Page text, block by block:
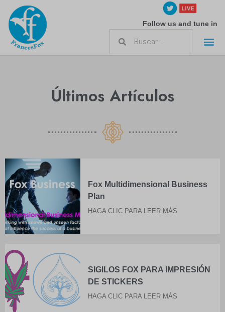
Follow us and tune in
Últimos Artículos
Fox Multidimensional Business
Plan
HAGA CLIC PARA LEER MÁS
SIGILOS FOX PARA IMPRESIÓN
DE STICKERS
HAGA CLIC PARA LEER MÁS